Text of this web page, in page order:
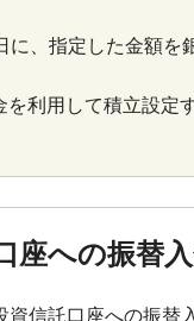
に、指定した金額を
を利用して積立設定
座への振替
資信託口座への振替